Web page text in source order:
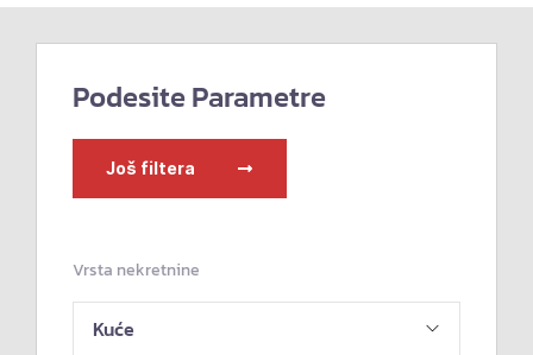
Podesite Parametre
Još filtera
Vrsta nekretnine